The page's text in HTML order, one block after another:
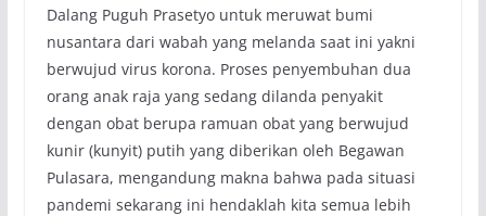
Dalang Puguh Prasetyo untuk meruwat bumi
nusantara dari wabah yang melanda saat ini yakni
berwujud virus korona. Proses penyembuhan dua
orang anak raja yang sedang dilanda penyakit
dengan obat berupa ramuan obat yang berwujud
kunir (kunyit) putih yang diberikan oleh Begawan
Pulasara, mengandung makna bahwa pada situasi
pandemi sekarang ini hendaklah kita semua lebih